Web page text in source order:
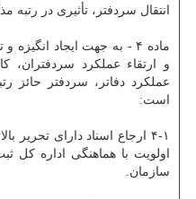
انتقال سردفتر، تأثیری در رتبه
ماده ۴ - به جهت ایجاد
و ارتقاء عملکرد
عملکرد دفاتر، سردفتر حائز
است:
۴-۱ ارجاع اسناد دارای تحریر
اولویت با هماهنگی اداره کل
سازمان.